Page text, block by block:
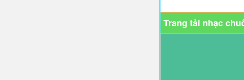
Trang tải nhạc